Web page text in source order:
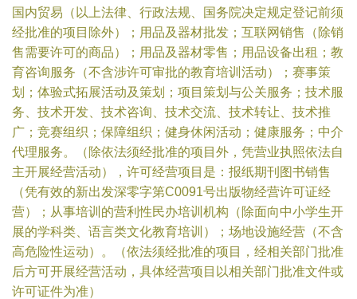
国内贸易（以上法律、行政法规、国务院决定规定登记前须
经批准的项目除外）；用品及器材批发；互联网销售（除销
售需要许可的商品）；用品及器材零售；用品设备出租；教
育咨询服务（不含涉许可审批的教育培训活动）；赛事策
划；体验式拓展活动及策划；项目策划与公关服务；技术服
务、技术开发、技术咨询、技术交流、技术转让、技术推
广；竞赛组织；保障组织；健身休闲活动；健康服务；中介
代理服务。（除依法须经批准的项目外，凭营业执照依法自
主开展经营活动），许可经营项目是：报纸期刊图书销售
（凭有效的新出发深零字第C0091号出版物经营许可证经
营）；从事培训的营利性民办培训机构（除面向中小学生开
展的学科类、语言类文化教育培训）；场地设施经营（不含
高危险性运动）。（依法须经批准的项目，经相关部门批准
后方可开展经营活动，具体经营项目以相关部门批准文件或
许可证件为准）